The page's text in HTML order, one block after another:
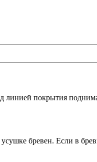
линией покрытия
бревен. Если в